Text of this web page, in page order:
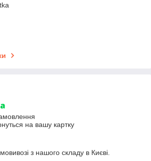
на вашу картку
з нашого складу в Києві.